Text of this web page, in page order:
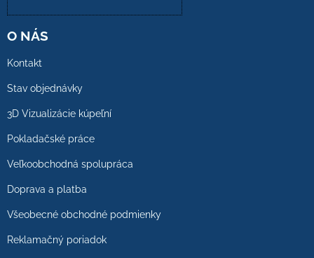
O NÁS
Kontakt
Stav objednávky
3D Vizualizácie kúpeľní
Pokladačské práce
Veľkoobchodná spolupráca
Doprava a platba
Všeobecné obchodné podmienky
Reklamačný poriadok